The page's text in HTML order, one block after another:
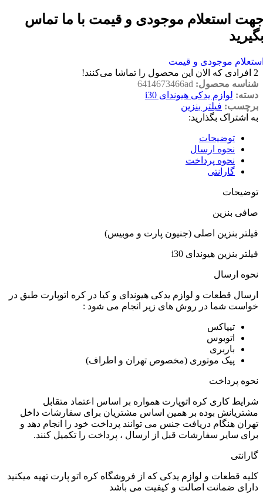
استعلام موجودی و قیمت با ما تماس
موجودی و قیمت
2 افرادی که الان این محصول را تماشا می‌کنند!
شناسه محصول: 6414673466ad
دسته: لوازم یدکی هیوندای i30
برچسب: فیلتر بنزین
به اشتراک بگذارید:
توضیحات
نحوه ارسال
نحوه پرداخت
گارانتی
توضیحات
صافی بنزین
فیلتر بنزین اصلی (جنیون پارت و موبیس)
فیلتر بنزین هیوندای i30
نحوه ارسال
ارسال قطعات و لوازم یدکی هیوندای و کیا در کره اتوپارت طبق در
خواست شما در روش های زیر انجام می شود :
تیپاکس
اتوبوس
باربری
پیک موتوری (مخصوص تهران و اطراف)
نحوه پرداخت
شرایط کاری کره اتوپارت همواره بر اساس اعتماد متقابل
مشتریانش بوده بر همین اساس مشتریان برای سفارشات داخل
تهران هنگام دریافت جنس می توانند پرداخت خود را انجام دهد و
برای سایر سفارشات قبل از ارسال ، پرداخت را تکمیل کنند.
گارانتی
کلیه قطعات و لوازم یدکی که از فروشگاه کره اتو پارت تهیه میکنید
دارای ضمانت اصالت و کیفیت می باشد